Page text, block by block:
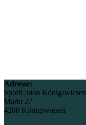
Adresse:
SportUnion Königswiesen
Markt 27
4280 Königswiesen